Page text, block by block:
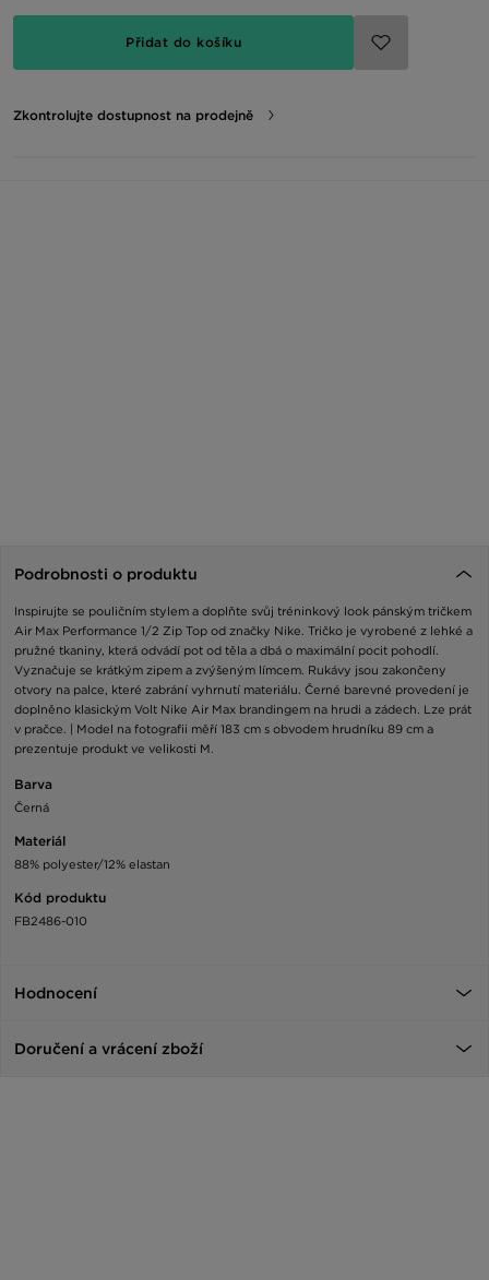
Přidat do košíku
Zkontrolujte dostupnost na prodejně
Podrobnosti o produktu
Inspirujte se pouličním stylem a doplňte svůj tréninkový look pánským tričkem
Air Max Performance 1/2 Zip Top od značky Nike. Tričko je vyrobené z lehké a
pružné tkaniny, která odvádí pot od těla a dbá o maximální pocit pohodlí.
Vyznačuje se krátkým zipem a zvýšeným límcem. Rukávy jsou zakončeny
otvory na palce, které zabrání vyhrnutí materiálu. Černé barevné provedení je
doplněno klasickým Volt Nike Air Max brandingem na hrudi a zádech. Lze prát
v pračce. | Model na fotografii měří 183 cm s obvodem hrudníku 89 cm a
prezentuje produkt ve velikosti M.
Barva
Černá
Materiál
88% polyester/12% elastan
Kód produktu
FB2486-010
Hodnocení
Doručení a vrácení zboží